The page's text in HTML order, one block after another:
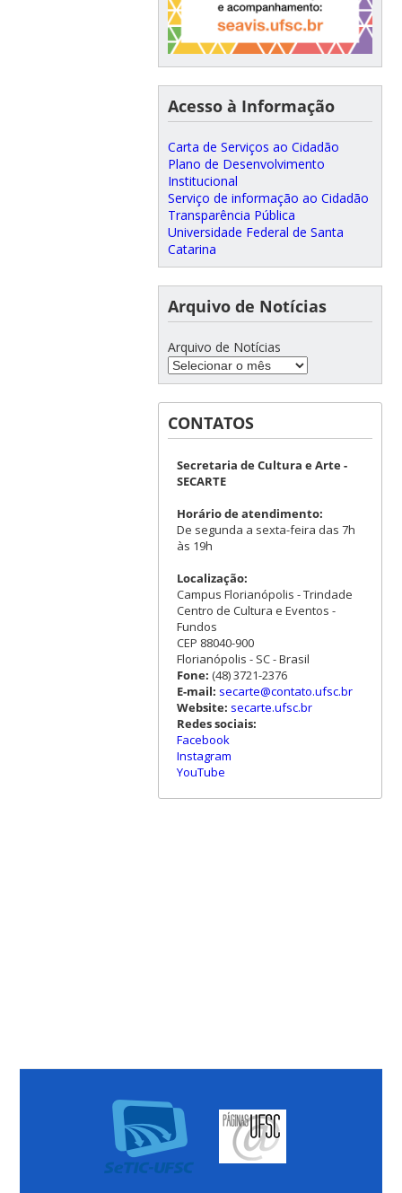
Acesso à Informação
Carta de Serviços ao Cidadão
Plano de Desenvolvimento
Institucional
Serviço de informação ao Cidadão
Transparência Pública
Universidade Federal de Santa
Catarina
Arquivo de Notícias
Arquivo de Notícias
CONTATOS
Secretaria de Cultura e Arte -
SECARTE
Horário de atendimento:
De segunda a sexta-feira das 7h
às 19h
Localização:
Campus Florianópolis - Trindade
Centro de Cultura e Eventos -
Fundos
CEP 88040-900
Florianópolis - SC - Brasil
Fone: (48) 3721-2376
E-mail: secarte@contato.ufsc.br
Website: secarte.ufsc.br
Redes sociais:
Facebook
Instagram
YouTube